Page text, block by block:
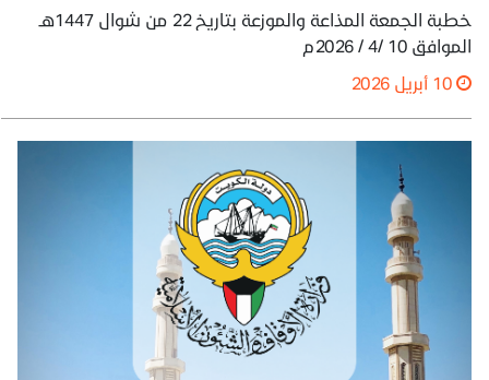
خطبة الجمعة المذاعة والموزعة بتاريخ 22 من شوال 1447هـ
الموافق 10 /4 / 2026م